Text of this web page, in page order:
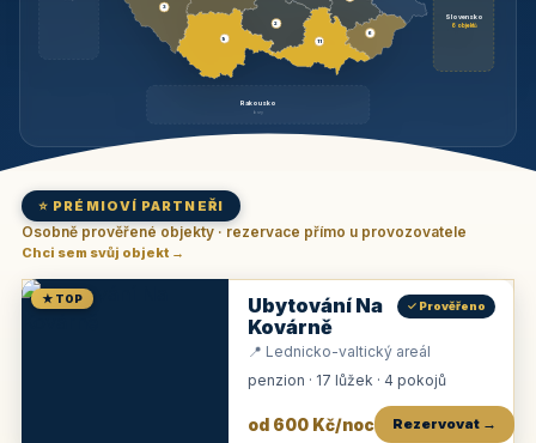
Slovensko
6 objektů
Rakousko
brzy
9
3
2
11
6
⭐ PRÉMIOVÍ PARTNEŘI
Osobně prověřené objekty · rezervace přímo u provozovatele
Chci sem svůj objekt →
★ TOP
Ubytování Na
Kovárně
✓ Prověřeno
📍 Lednicko-valtický areál
penzion · 17 lůžek · 4 pokojů
od 600 Kč/noc Rezervovat →